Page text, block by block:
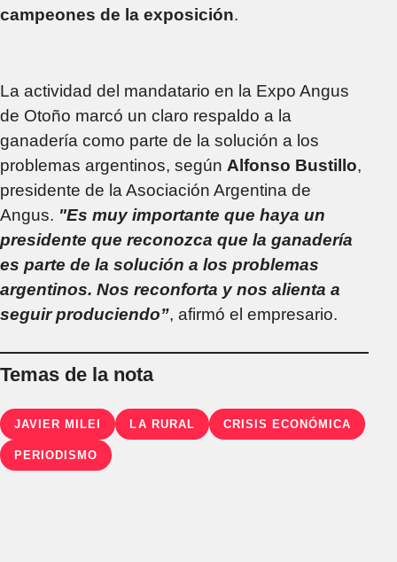
campeones de la exposición.
La actividad del mandatario en la Expo Angus
de Otoño marcó un claro respaldo a la
ganadería como parte de la solución a los
problemas argentinos, según Alfonso Bustillo,
presidente de la Asociación Argentina de
Angus. "Es muy importante que haya un
presidente que reconozca que la ganadería
es parte de la solución a los problemas
argentinos. Nos reconforta y nos alienta a
seguir produciendo”, afirmó el empresario.
Temas de la nota
JAVIER MILEI LA RURAL CRISIS ECONÓMICA
PERIODISMO